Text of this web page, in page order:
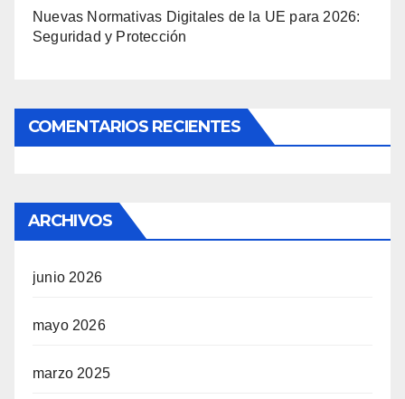
Nuevas Normativas Digitales de la UE para 2026:
Seguridad y Protección
COMENTARIOS RECIENTES
ARCHIVOS
junio 2026
mayo 2026
marzo 2025